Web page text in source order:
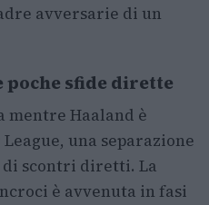
avversarie di un
sfide dirette
mentre Haaland è
una separazione
scontri diretti. La
è avvenuta in fasi